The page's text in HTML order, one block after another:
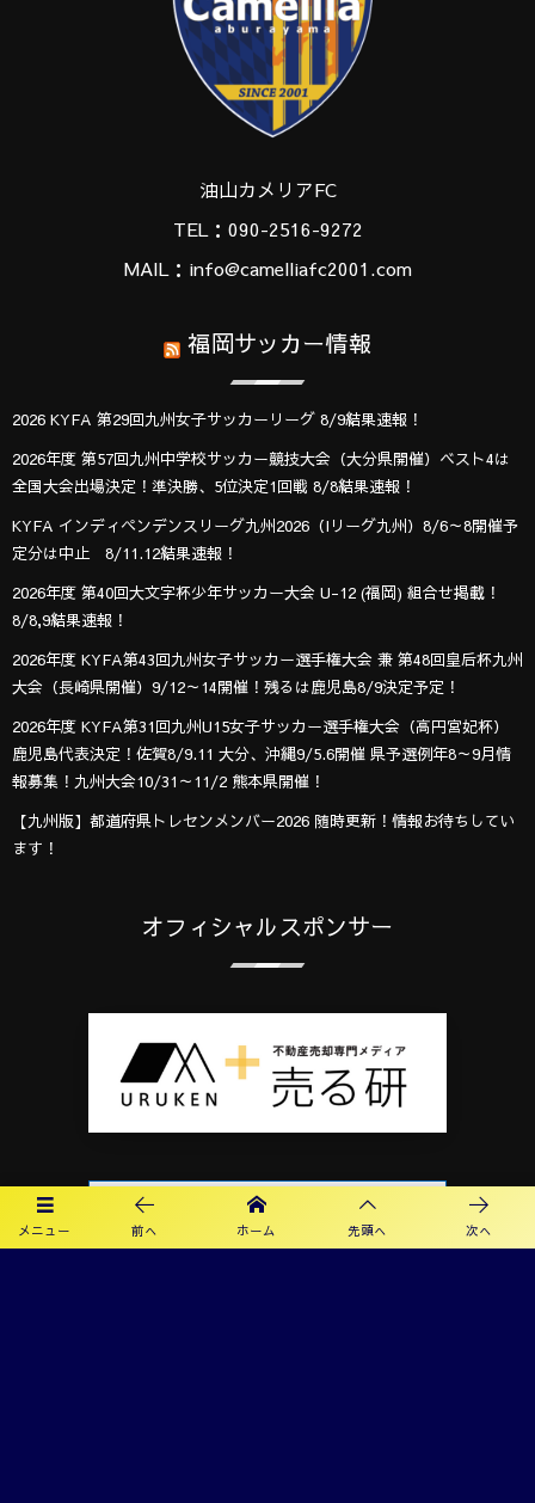
メニュー 前へ ホーム 先頭へ 次へ
油山カメリアFC
TEL：090-2516-9272
MAIL：info@camelliafc2001.com
福岡サッカー情報
2026 KYFA 第29回九州女子サッカーリーグ 8/9結果速報！
2026年度 第57回九州中学校サッカー競技大会（大分県開催）ベスト4は
全国大会出場決定！準決勝、5位決定1回戦 8/8結果速報！
KYFA インディペンデンスリーグ九州2026（Iリーグ九州）8/6～8開催予
定分は中止 8/11.12結果速報！
2026年度 第40回大文字杯少年サッカー大会 U-12 (福岡) 組合せ掲載！
8/8,9結果速報！
2026年度 KYFA第43回九州女子サッカー選手権大会 兼 第48回皇后杯九州
大会（長崎県開催）9/12～14開催！残るは鹿児島8/9決定予定！
2026年度 KYFA第31回九州U15女子サッカー選手権大会（高円宮妃杯）
鹿児島代表決定！佐賀8/9.11 大分、沖縄9/5.6開催 県予選例年8～9月情
報募集！九州大会10/31～11/2 熊本県開催！
【九州版】都道府県トレセンメンバー2026 随時更新！情報お待ちしてい
ます！
オフィシャルスポンサー